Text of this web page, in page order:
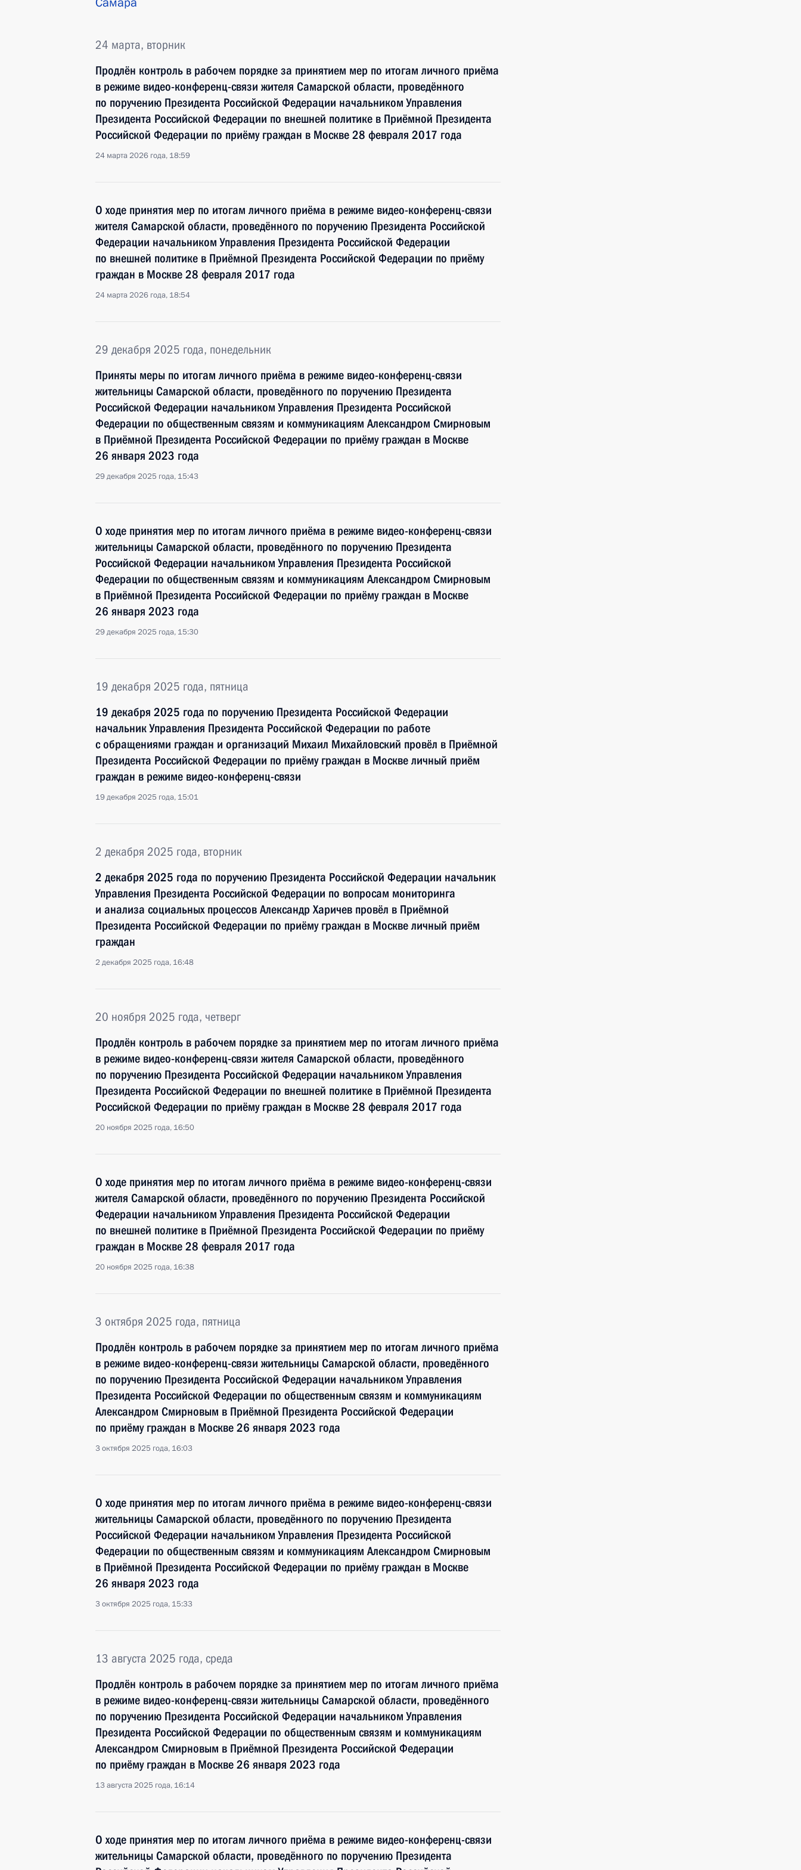
24 марта, вторник
Продлён контроль в рабочем порядке за принятием мер по итогам личного приёма
в режиме видео-конференц-связи жителя Самарской области, проведённого
по поручению Президента Российской Федерации начальником Управления
Президента Российской Федерации по внешней политике в Приёмной Президента
Российской Федерации по приёму граждан в Москве 28 февраля 2017 года
24 марта 2026 года, 18:59
О ходе принятия мер по итогам личного приёма в режиме видео-конференц-связи
жителя Самарской области, проведённого по поручению Президента Российской
Федерации начальником Управления Президента Российской Федерации
по внешней политике в Приёмной Президента Российской Федерации по приёму
граждан в Москве 28 февраля 2017 года
24 марта 2026 года, 18:54
29 декабря 2025 года, понедельник
Приняты меры по итогам личного приёма в режиме видео-конференц-связи
жительницы Самарской области, проведённого по поручению Президента
Российской Федерации начальником Управления Президента Российской
Федерации по общественным связям и коммуникациям Александром Смирновым
в Приёмной Президента Российской Федерации по приёму граждан в Москве
26 января 2023 года
29 декабря 2025 года, 15:43
О ходе принятия мер по итогам личного приёма в режиме видео-конференц-связи
жительницы Самарской области, проведённого по поручению Президента
Российской Федерации начальником Управления Президента Российской
Федерации по общественным связям и коммуникациям Александром Смирновым
в Приёмной Президента Российской Федерации по приёму граждан в Москве
26 января 2023 года
29 декабря 2025 года, 15:30
19 декабря 2025 года, пятница
19 декабря 2025 года по поручению Президента Российской Федерации
начальник Управления Президента Российской Федерации по работе
с обращениями граждан и организаций Михаил Михайловский провёл в Приёмной
Президента Российской Федерации по приёму граждан в Москве личный приём
граждан в режиме видео-конференц-связи
19 декабря 2025 года, 15:01
2 декабря 2025 года, вторник
2 декабря 2025 года по поручению Президента Российской Федерации начальник
Управления Президента Российской Федерации по вопросам мониторинга
и анализа социальных процессов Александр Харичев провёл в Приёмной
Президента Российской Федерации по приёму граждан в Москве личный приём
граждан
2 декабря 2025 года, 16:48
20 ноября 2025 года, четверг
Продлён контроль в рабочем порядке за принятием мер по итогам личного приёма
в режиме видео-конференц-связи жителя Самарской области, проведённого
по поручению Президента Российской Федерации начальником Управления
Президента Российской Федерации по внешней политике в Приёмной Президента
Российской Федерации по приёму граждан в Москве 28 февраля 2017 года
20 ноября 2025 года, 16:50
О ходе принятия мер по итогам личного приёма в режиме видео-конференц-связи
жителя Самарской области, проведённого по поручению Президента Российской
Федерации начальником Управления Президента Российской Федерации
по внешней политике в Приёмной Президента Российской Федерации по приёму
граждан в Москве 28 февраля 2017 года
20 ноября 2025 года, 16:38
3 октября 2025 года, пятница
Продлён контроль в рабочем порядке за принятием мер по итогам личного приёма
в режиме видео-конференц-связи жительницы Самарской области, проведённого
по поручению Президента Российской Федерации начальником Управления
Президента Российской Федерации по общественным связям и коммуникациям
Александром Смирновым в Приёмной Президента Российской Федерации
по приёму граждан в Москве 26 января 2023 года
3 октября 2025 года, 16:03
О ходе принятия мер по итогам личного приёма в режиме видео-конференц-связи
жительницы Самарской области, проведённого по поручению Президента
Российской Федерации начальником Управления Президента Российской
Федерации по общественным связям и коммуникациям Александром Смирновым
в Приёмной Президента Российской Федерации по приёму граждан в Москве
26 января 2023 года
3 октября 2025 года, 15:33
13 августа 2025 года, среда
Продлён контроль в рабочем порядке за принятием мер по итогам личного приёма
в режиме видео-конференц-связи жительницы Самарской области, проведённого
по поручению Президента Российской Федерации начальником Управления
Президента Российской Федерации по общественным связям и коммуникациям
Александром Смирновым в Приёмной Президента Российской Федерации
по приёму граждан в Москве 26 января 2023 года
13 августа 2025 года, 16:14
О ходе принятия мер по итогам личного приёма в режиме видео-конференц-связи
жительницы Самарской области, проведённого по поручению Президента